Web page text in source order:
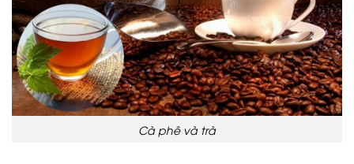
Cà phê và trà